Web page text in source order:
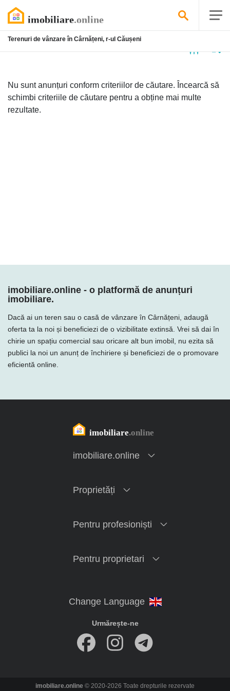
Terenuri de vânzare în Cârnățeni, r-ul Căușeni
Nu sunt anunțuri conform criteriilor de căutare. Încearcă să
schimbi criteriile de căutare pentru a obține mai multe
rezultate.
imobiliare.online - o platformă de anunțuri
imobiliare.
Dacă ai un teren sau o casă de vânzare în Cârnățeni, adaugă
oferta ta la noi și beneficiezi de o vizibilitate extinsă. Vrei să dai în
chirie un spațiu comercial sau oricare alt bun imobil, nu ezita să
publici la noi un anunț de închiriere și beneficiezi de o promovare
eficientă online.
imobiliare.online
Proprietăți
Pentru profesioniști
Pentru proprietari
Urmărește-ne
imobiliare.online © 2020-2026 Toate drepturile rezervate